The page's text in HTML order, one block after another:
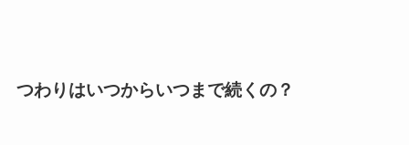
つわりはいつからいつまで続くの？